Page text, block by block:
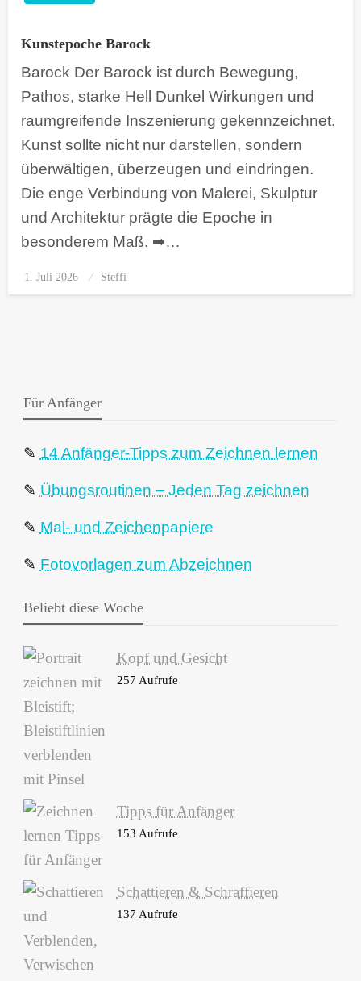
Kunstepoche Barock
Barock Der Barock ist durch Bewegung,
Pathos, starke Hell Dunkel Wirkungen und
raumgreifende Inszenierung gekennzeichnet.
Kunst sollte nicht nur darstellen, sondern
überwältigen, überzeugen und eindringen.
Die enge Verbindung von Malerei, Skulptur
und Architektur prägte die Epoche in
besonderem Maß. ➡…
Posted
on
1. Juli 2026 Steffi
Für Anfänger
✎ 14 Anfänger-Tipps zum Zeichnen lernen
✎ Übungsroutinen – Jeden Tag zeichnen
✎ Mal- und Zeichenpapiere
✎ Fotovorlagen zum Abzeichnen
Beliebt diese Woche
Kopf und Gesicht
257 Aufrufe
Tipps für Anfänger
153 Aufrufe
Schattieren & Schraffieren
137 Aufrufe